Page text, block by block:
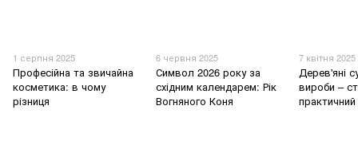
1 серпня 2025
Професійна та звичайна
косметика: в чому
різниця
6 червня 2025
Символ 2026 року за
східним календарем: Рік
Вогняного Коня
7 квітня 2025
Дерев'яні
вироби –